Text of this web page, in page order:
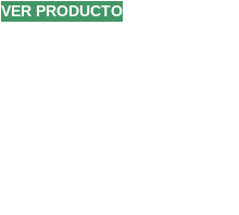
VER PRODUCTO